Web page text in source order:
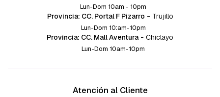
Lun-Dom 10am - 10pm
Provincia: CC. Portal F Pizarro - Trujillo
Lun-Dom 10:am-10pm
Provincia: CC. Mall Aventura - Chiclayo
Lun-Dom 10am-10pm
Atención al Cliente